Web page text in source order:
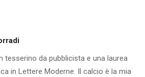
tesserino da pubblicista e una laurea
in Lettere Moderne. Il calcio è la mia